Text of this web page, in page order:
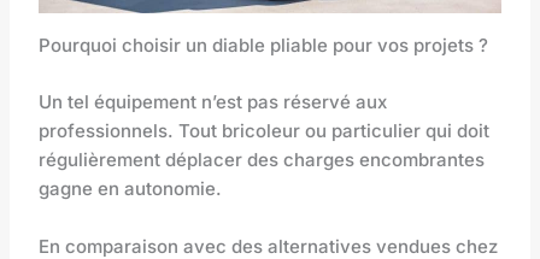
Pourquoi choisir un diable pliable pour vos projets ?
Un tel équipement n’est pas réservé aux
professionnels. Tout bricoleur ou particulier qui doit
régulièrement déplacer des charges encombrantes
gagne en autonomie.
En comparaison avec des alternatives vendues chez